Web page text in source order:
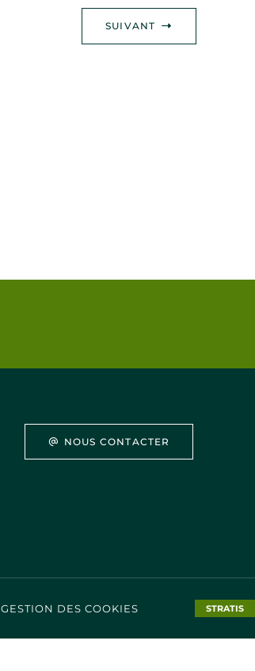
SUIVANT
NOUS CONTACTER
GESTION DES COOKIES STRATIS